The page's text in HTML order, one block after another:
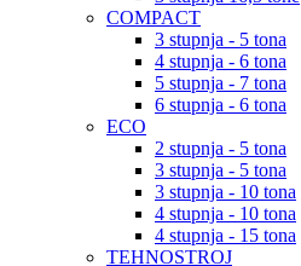
COMPACT
3 stupnja - 5 tona
4 stupnja - 6 tona
5 stupnja - 7 tona
6 stupnja - 6 tona
ECO
2 stupnja - 5 tona
3 stupnja - 5 tona
3 stupnja - 10 tona
4 stupnja - 10 tona
4 stupnja - 15 tona
TEHNOSTROJ